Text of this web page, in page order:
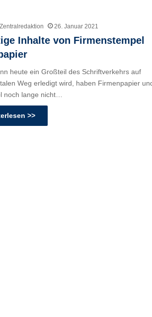
26. Januar 2021
Inhalte von Firmenstempel
heute ein Großteil des Schriftverkehrs auf
Weg erledigt wird, haben Firmenpapier
noch lange nicht…
>>